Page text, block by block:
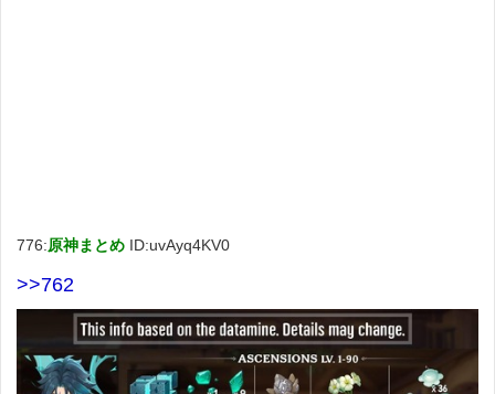
776:原神まとめ ID:uvAyq4KV0
>>762